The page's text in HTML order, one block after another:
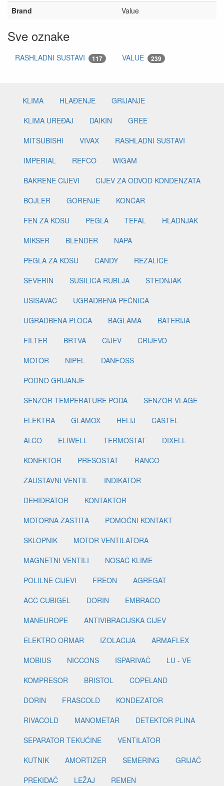
Brand Value
Sve oznake
RASHLADNI SUSTAVI 117 VALUE 239
KLIMA HLAĐENJE
GRIJANJE
KLIMA UREĐAJ
DAIKIN
GREE
MITSUBISHI
VIVAX
RASHLADNI SUSTAVI
IMPERIAL
REFCO
WIGAM
BAKRENE CIJEVI
CIJEV ZA ODVOD KONDENZATA
BOJLER
GORENJE
KONČAR
FEN ZA KOSU
PEGLA TEFAL
HLADNJAK
MIKSER
BLENDER
NAPA
PEGLA ZA KOSU
CANDY
REZALICE
SEVERIN
SUŠILICA RUBLJA
ŠTEDNJAK
USISAVAČ
UGRADBENA PEĆNICA
UGRADBENA PLOČA
BAGLAMA
BATERIJA
FILTER
BRTVA CIJEV
CRIJEVO
MOTOR
NIPEL
DANFOSS
PODNO GRIJANJE
SENZOR TEMPERATURE PODA
SENZOR VLAGE
ELEKTRA
GLAMOX HELIJ
CASTEL
ALCO
ELIWELL TERMOSTAT
DIXELL
KONEKTOR
PRESOSTAT
RANCO
ZAUSTAVNI VENTIL
INDIKATOR
DEHIDRATOR
KONTAKTOR
MOTORNA ZAŠTITA
POMOĆNI KONTAKT
SKLOPNIK
MOTOR VENTILATORA
MAGNETNI VENTILI
NOSAČ KLIME
POLILNE CIJEVI
FREON
AGREGAT
ACC CUBIGEL
DORIN
EMBRACO
MANEUROPE
ANTIVIBRACIJSKA CIJEV
ELEKTRO ORMAR
IZOLACIJA
ARMAFLEX
MOBIUS
NICCONS ISPARIVAČ
LU - VE
KOMPRESOR
BRISTOL
COPELAND
DORIN
FRASCOLD
KONDEZATOR
RIVACOLD
MANOMETAR
DETEKTOR PLINA
SEPARATOR TEKUĆINE
VENTILATOR
KUTNIK
AMORTIZER SEMERING
GRIJAČ
PREKIDAČ
LEŽAJ REMEN